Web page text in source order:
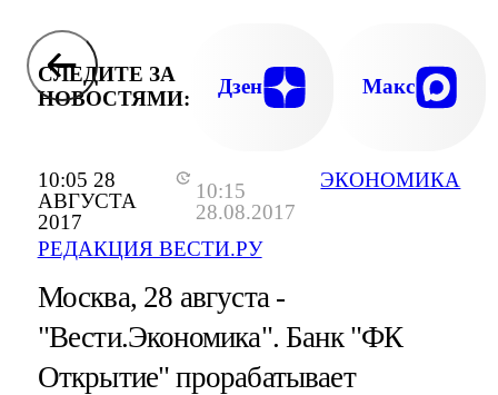
10:05 28
АВГУСТА
2017
10:15
28.08.2017
РЕДАКЦИЯ ВЕСТИ.РУ
ЭКОНОМИКА
СЛЕДИТЕ ЗА
НОВОСТЯМИ:
Дзен Макс
Москва, 28 августа -
"Вести.Экономика". Банк "ФК
Открытие" прорабатывает